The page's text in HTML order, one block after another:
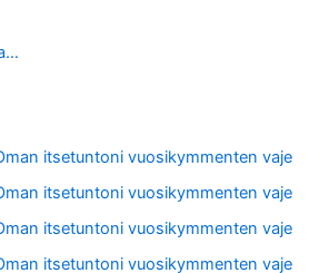
itsetuntoni vuosikymmenten vaje
itsetuntoni vuosikymmenten vaje
itsetuntoni vuosikymmenten vaje
itsetuntoni vuosikymmenten vaje